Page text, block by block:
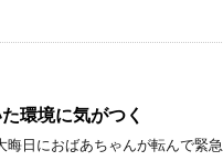
環境に気がつく
日におばあちゃんが転んで緊急